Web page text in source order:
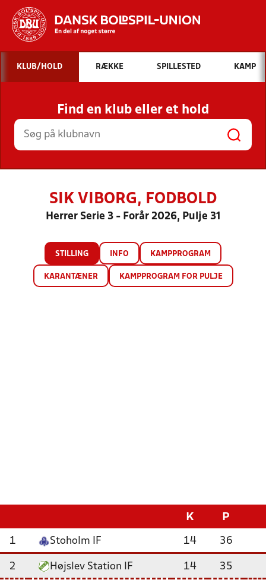
Hvad vil du søge efter?
INDHOLD OG NYHEDER
STILLINGER, RESULTATER, KLUBBER OG
HOLD
KLUB/HOLD RÆKKE SPILLESTED KAMP
Find en klub eller et hold
SIK VIBORG, FODBOLD
Herrer Serie 3 - Forår 2026, Pulje 31
STILLING INFO KAMPPROGRAM
KARANTÆNER KAMPPROGRAM FOR PULJE
K P
1 Stoholm IF 14 36
2 Højslev Station IF 14 35